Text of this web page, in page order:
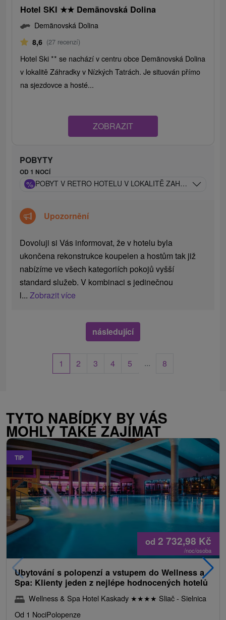
Hotel SKI ★★ Demänovská Dolina
Demänovská Dolina
8,6 (27 recenzí)
Hotel Ski ** se nachází v centru obce Demänovská Dolina
v lokalitě Záhradky v Nízkých Tatrách. Je situován přímo
na sjezdovce a hosté...
ZOBRAZIT
POBYTY
OD 1 NOCÍ
% POBYT V RETRO HOTELU V LOKALITĚ ZAHRÁDKY S
Upozornění
Dovoluji si Vás informovat, že v hotelu byla
ukončena rekonstrukce koupelen a hostům tak již
nabízíme ve všech kategoriích pokojů vyšší
standard služeb. V kombinaci s jedinečnou
l...Zobrazit více
následující
1 2 3 4 5 ... 8
TYTO NABÍDKY BY VÁS
MOHLY TAKÉ ZAJÍMAT
TIP
od 2 732,98 Kč
/noc/osoba
Ubytování s polopenzí a vstupem do Wellness a
Spa: Klienty jeden z nejlépe hodnocených hotelů
Wellness & Spa Hotel Kaskady ★★★★ Sliač - Sielnica
Od 1 NociPolopenze